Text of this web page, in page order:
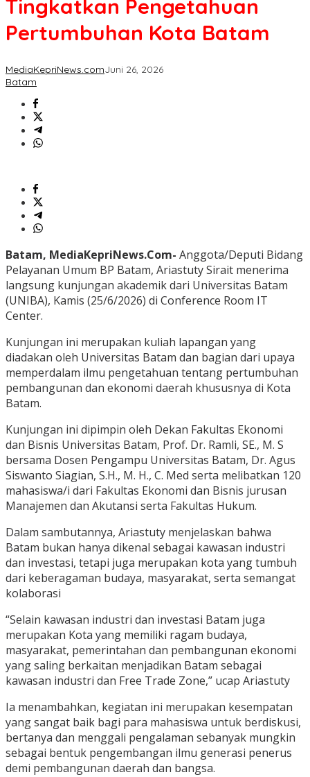
Tingkatkan Pengetahuan
Pertumbuhan Kota Batam
MediaKepriNews.comJuni 26, 2026
Batam
Batam, MediaKepriNews.Com- Anggota/Deputi Bidang
Pelayanan Umum BP Batam, Ariastuty Sirait menerima
langsung kunjungan akademik dari Universitas Batam
(UNIBA), Kamis (25/6/2026) di Conference Room IT
Center.
Kunjungan ini merupakan kuliah lapangan yang
diadakan oleh Universitas Batam dan bagian dari upaya
memperdalam ilmu pengetahuan tentang pertumbuhan
pembangunan dan ekonomi daerah khususnya di Kota
Batam.
Kunjungan ini dipimpin oleh Dekan Fakultas Ekonomi
dan Bisnis Universitas Batam, Prof. Dr. Ramli, SE., M. S
bersama Dosen Pengampu Universitas Batam, Dr. Agus
Siswanto Siagian, S.H., M. H., C. Med serta melibatkan 120
mahasiswa/i dari Fakultas Ekonomi dan Bisnis jurusan
Manajemen dan Akutansi serta Fakultas Hukum.
Dalam sambutannya, Ariastuty menjelaskan bahwa
Batam bukan hanya dikenal sebagai kawasan industri
dan investasi, tetapi juga merupakan kota yang tumbuh
dari keberagaman budaya, masyarakat, serta semangat
kolaborasi
“Selain kawasan industri dan investasi Batam juga
merupakan Kota yang memiliki ragam budaya,
masyarakat, pemerintahan dan pembangunan ekonomi
yang saling berkaitan menjadikan Batam sebagai
kawasan industri dan Free Trade Zone,” ucap Ariastuty
Ia menambahkan, kegiatan ini merupakan kesempatan
yang sangat baik bagi para mahasiswa untuk berdiskusi,
bertanya dan menggali pengalaman sebanyak mungkin
sebagai bentuk pengembangan ilmu generasi penerus
demi pembangunan daerah dan bangsa.